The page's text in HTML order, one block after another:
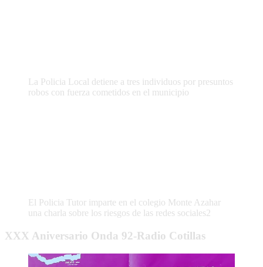
La Policia Local detiene a tres individuos por presuntos
robos con fuerza cometidos en el municipio
El Policia Tutor imparte en el colegio Monte Azahar
una charla sobre los riesgos de las redes sociales2
XXX Aniversario Onda 92-Radio Cotillas